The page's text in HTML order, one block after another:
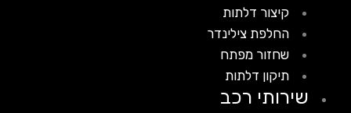
קיצור דלתות
החלפת צילינדר
שחזור מפתח
תיקון דלתות
שירותי רכב